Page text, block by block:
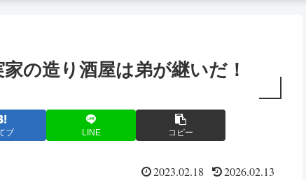
の造り酒屋は弟が継いだ！
ブ LINE コピー
2023.02.18 2026.02.13